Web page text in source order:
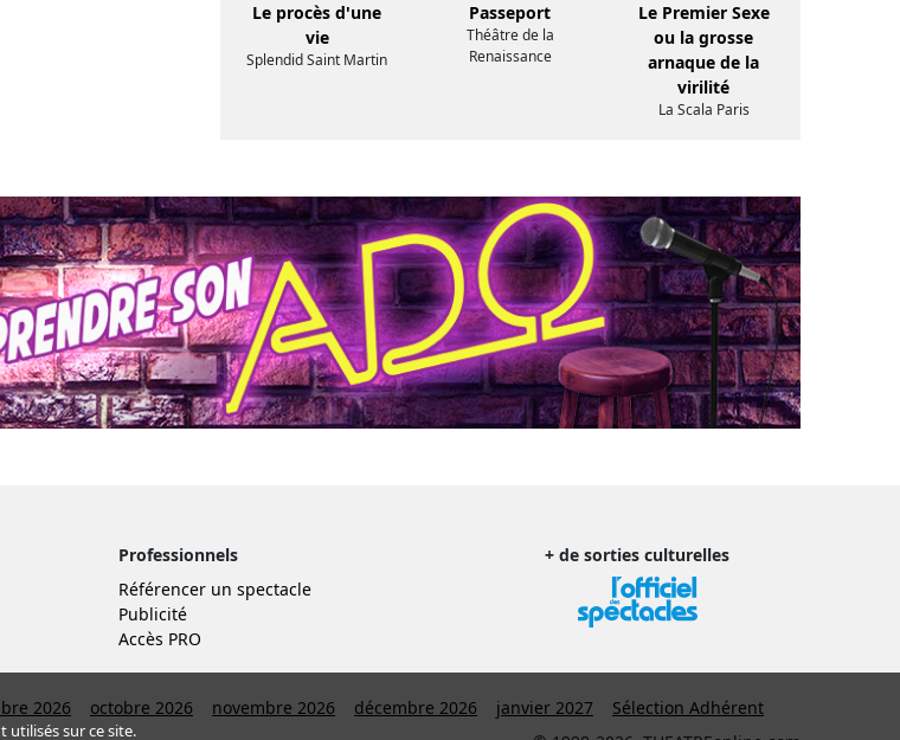
Le procès d'une
vie
Splendid Saint Martin
Passeport
Théâtre de la
Renaissance
Le Premier Sexe
ou la grosse
arnaque de la
virilité
La Scala Paris
Professionnels
Référencer un spectacle
Publicité
Accès PRO
+ de sorties culturelles
2026 octobre 2026 novembre 2026 décembre 2026 janvier 2027
Sélection Adhérent
utilisés sur ce site.